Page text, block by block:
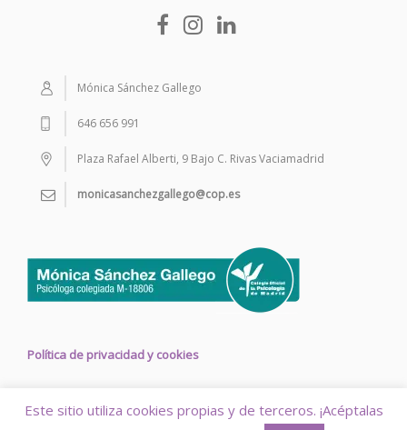
Mónica Sánchez Gallego
646 656 991
Plaza Rafael Alberti, 9 Bajo C. Rivas Vaciamadrid
monicasanchezgallego@cop.es
Política de privacidad y cookies
Este sitio utiliza cookies propias y de terceros. ¡Acéptalas